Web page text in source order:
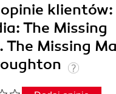
klientów:
The Missing
The Missing